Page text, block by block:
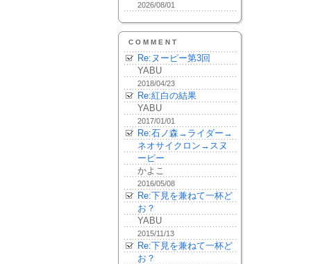
2026/08/01
COMMENT
Re:ヌーピー第3回
YABU
2018/04/23
Re:紅白の結果
YABU
2017/01/01
Re:石ノ森→ライダー→
ネオサイクロン→スヌ
ーピー
かよこ
2016/05/08
Re:下見を兼ねて一杯ど
お？
YABU
2015/11/13
Re:下見を兼ねて一杯ど
お？